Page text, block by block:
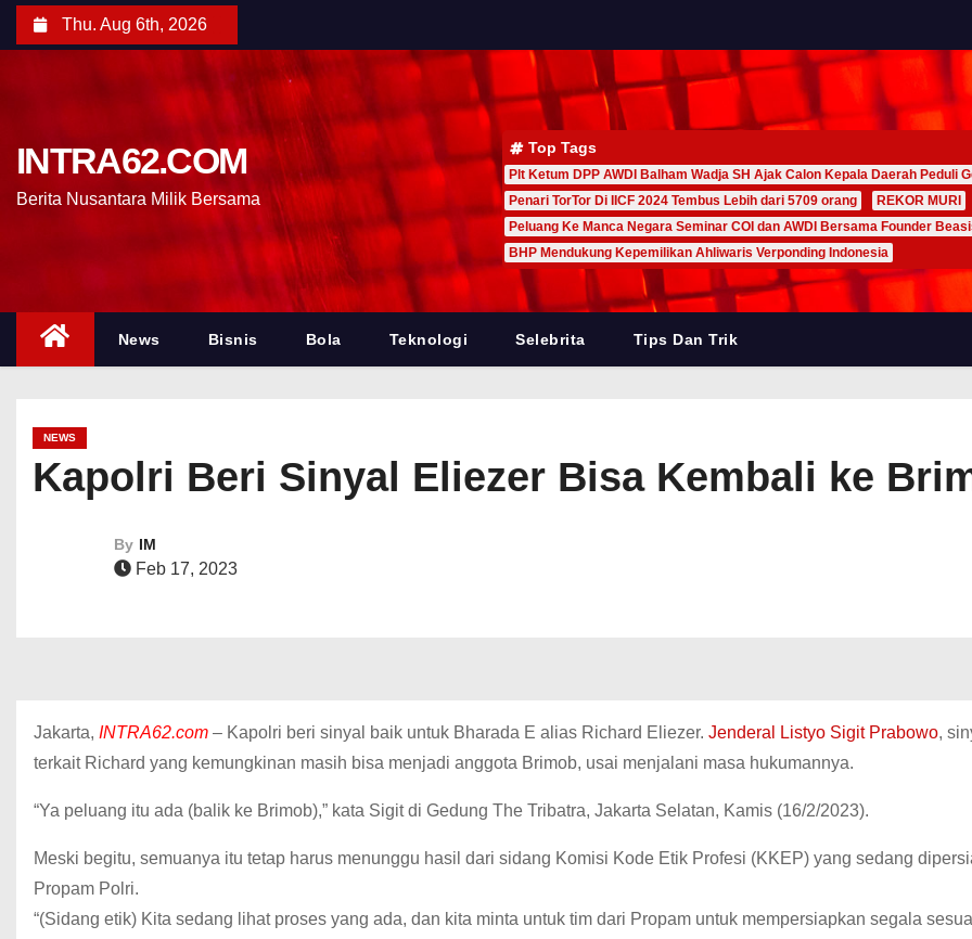
Thu. Aug 6th, 2026
INTRA62.COM
Berita Nusantara Milik Bersama
Top Tags
Plt Ketum DPP AWDI Balham Wadja SH Ajak Calon Kepala Daerah Peduli
Penari TorTor Di IICF 2024 Tembus Lebih dari 5709 orang
REKOR MURI
Peluang Ke Manca Negara Seminar COI dan AWDI Bersama Founder
BHP Mendukung Kepemilikan Ahliwaris Verponding Indonesia
News Bisnis Bola Teknologi Selebrita Tips Dan Trik
NEWS
Kapolri Beri Sinyal Eliezer Bisa Kembali ke
By IM
Feb 17, 2023
Jakarta, INTRA62.com – Kapolri beri sinyal baik untuk Bharada E alias Richard Eliezer. Jenderal Listyo Sigit Prabowo,
terkait Richard yang kemungkinan masih bisa menjadi anggota Brimob, usai menjalani masa hukumannya.
“Ya peluang itu ada (balik ke Brimob),” kata Sigit di Gedung The Tribatra, Jakarta Selatan, Kamis (16/2/2023).
Meski begitu, semuanya itu tetap harus menunggu hasil dari sidang Komisi Kode Etik Profesi (KKEP) yang sedang
Propam Polri.
“(Sidang etik) Kita sedang lihat proses yang ada, dan kita minta untuk tim dari Propam untuk mempersiapkan segala